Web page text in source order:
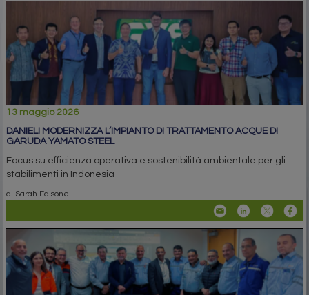
13 maggio 2026
DANIELI MODERNIZZA L’IMPIANTO DI TRATTAMENTO ACQUE DI
GARUDA YAMATO STEEL
Focus su efficienza operativa e sostenibilità ambientale per gli
stabilimenti in Indonesia
di Sarah Falsone